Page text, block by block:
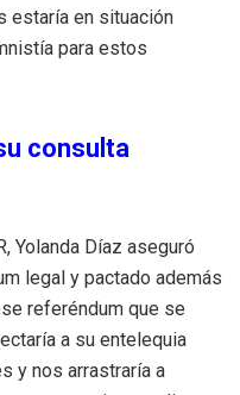
estaría en situación
para estos
consulta
Yolanda Díaz aseguró
legal y pactado además
referéndum que se
a su entelequia
y nos arrastraría a